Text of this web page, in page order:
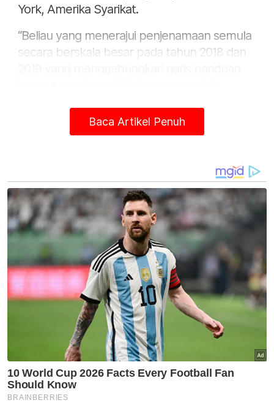
York, Amerika Syarikat.
“Beliau yang menerajui penjenamaan semula
secara berskala besar pada tahun 2018 dan
pengubahsuaian termasuk kemudahan
tambahan seperti Co-Work @ WTCK,”
HAPA® bermatlamat untuk meningkatkan
kualiti keseluruhan dan standard
perkhidmatan hospitaliti Asia serta memberi
inspirasi kepada kecemerlangan melalui
pengiktirafan prestasi terbaik dalam industri.
Baca Artikel Penuh